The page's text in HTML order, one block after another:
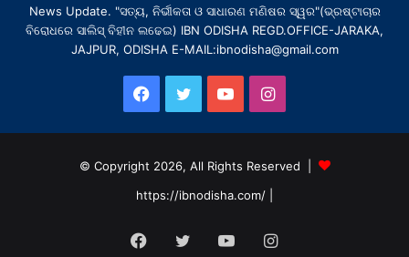
News Update. "ସତ୍ୟ, ନିର୍ଭୀକତା ଓ ସାଧାରଣ ମଣିଷର ସ୍ୱର"(ଭ୍ରଷ୍ଟାଚାର
ବିରୋଧରେ ସାଲିସ୍ ବିହୀନ ଲଢେଇ) IBN ODISHA REGD.OFFICE-JARAKA,
JAJPUR, ODISHA E-MAIL:ibnodisha@gmail.com
Facebook
TwitterYouTubeInstagram
© Copyright 2026, All Rights Reserved |
https://ibnodisha.com/
Facebook
TwitterYouTubeInstagram